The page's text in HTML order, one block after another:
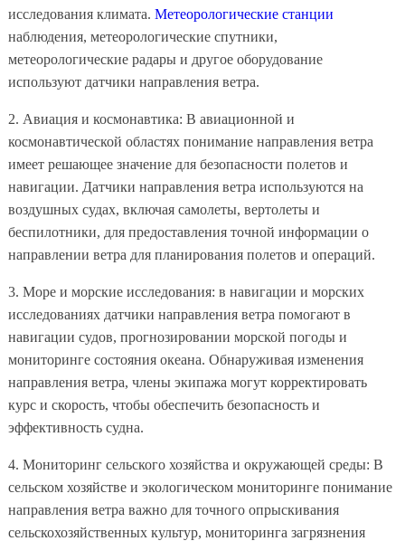
исследования климата. Метеорологические станции
наблюдения, метеорологические спутники,
метеорологические радары и другое оборудование
используют датчики направления ветра.
2. Авиация и космонавтика: В авиационной и
космонавтической областях понимание направления ветра
имеет решающее значение для безопасности полетов и
навигации. Датчики направления ветра используются на
воздушных судах, включая самолеты, вертолеты и
беспилотники, для предоставления точной информации о
направлении ветра для планирования полетов и операций.
3. Море и морские исследования: в навигации и морских
исследованиях датчики направления ветра помогают в
навигации судов, прогнозировании морской погоды и
мониторинге состояния океана. Обнаруживая изменения
направления ветра, члены экипажа могут корректировать
курс и скорость, чтобы обеспечить безопасность и
эффективность судна.
4. Мониторинг сельского хозяйства и окружающей среды: В
сельском хозяйстве и экологическом мониторинге понимание
направления ветра важно для точного опрыскивания
сельскохозяйственных культур, мониторинга загрязнения